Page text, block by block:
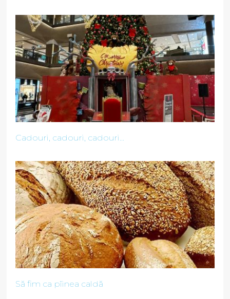
Cadouri, cadouri, cadouri...
Să fim ca pîinea caldă